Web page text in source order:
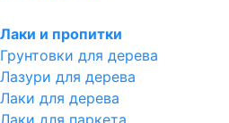
Лаки и пропитки
Грунтовки для дерева
Лазури для дерева
Лаки для дерева
Лаки для паркета